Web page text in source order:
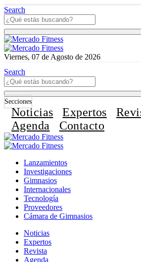
Search
Viernes, 07 de Agosto de 2026
Search
Secciones
Noticias Expertos
Agenda
Contacto
Lanzamientos
Investigaciones
Gimnasios
Internacionales
Tecnología
Proveedores
Cámara de Gimnasios
Noticias
Expertos
Revista
Agenda